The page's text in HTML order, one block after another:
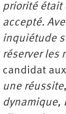
priorité était
accepté.
inquiétude
réserver les
candidat
une réussite
dynamique,